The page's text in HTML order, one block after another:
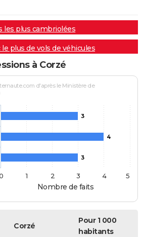
les plus cambriolées
le plus de vols de véhicules
à Corzé
Nombre de faits
d'après le Ministère de
3
4
3
1 2 3 4 5
Corzé
Pour 1 000
habitants